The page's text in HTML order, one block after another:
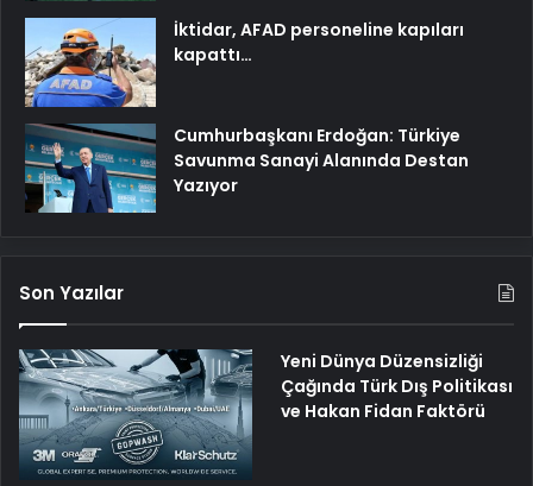
İktidar, AFAD personeline kapıları
kapattı…
Cumhurbaşkanı Erdoğan: Türkiye
Savunma Sanayi Alanında Destan
Yazıyor
Son Yazılar
Yeni Dünya Düzensizliği
Çağında Türk Dış Politikası
ve Hakan Fidan Faktörü